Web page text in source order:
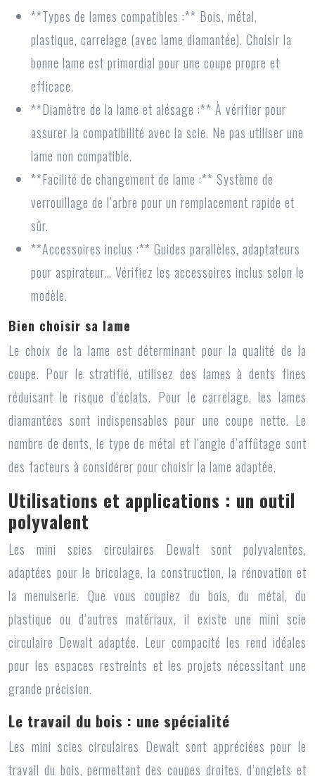
**Types de lames compatibles :** Bois, métal,
plastique, carrelage (avec lame diamantée). Choisir la
bonne lame est primordial pour une coupe propre et
efficace.
**Diamètre de la lame et alésage :** À vérifier pour
assurer la compatibilité avec la scie. Ne pas utiliser une
lame non compatible.
**Facilité de changement de lame :** Système de
verrouillage de l’arbre pour un remplacement rapide et
sûr.
**Accessoires inclus :** Guides parallèles, adaptateurs
pour aspirateur… Vérifiez les accessoires inclus selon le
modèle.
Bien choisir sa lame
Le choix de la lame est déterminant pour la qualité de la
coupe. Pour le stratifié, utilisez des lames à dents fines
réduisant le risque d’éclats. Pour le carrelage, les lames
diamantées sont indispensables pour une coupe nette. Le
nombre de dents, le type de métal et l’angle d’affûtage sont
des facteurs à considérer pour choisir la lame adaptée.
Utilisations et applications : un outil
polyvalent
Les mini scies circulaires Dewalt sont polyvalentes,
adaptées pour le bricolage, la construction, la rénovation et
la menuiserie. Que vous coupiez du bois, du métal, du
plastique ou d’autres matériaux, il existe une mini scie
circulaire Dewalt adaptée. Leur compacité les rend idéales
pour les espaces restreints et les projets nécessitant une
grande précision.
Le travail du bois : une spécialité
Les mini scies circulaires Dewalt sont appréciées pour le
travail du bois, permettant des coupes droites, d’onglets et